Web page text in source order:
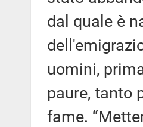
dal quale è
uomini,
paure, tanto
fame.